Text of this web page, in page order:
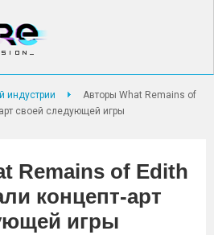
индустрии
Авторы What Remains of
своей следующей игры
Remains of Edith
концепт-арт
игры